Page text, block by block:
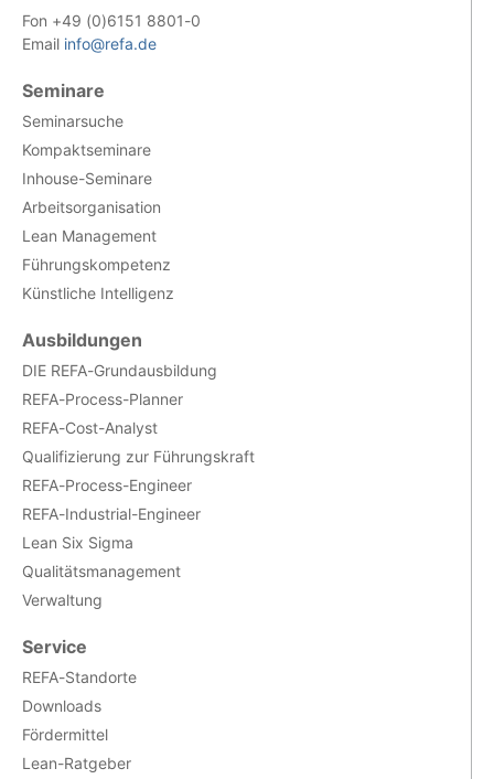
Fon +49 (0)6151 8801-0
Email info@refa.de
Seminare
Seminarsuche
Kompaktseminare
Inhouse-Seminare
Arbeitsorganisation
Lean Management
Führungskompetenz
Künstliche Intelligenz
Ausbildungen
DIE REFA-Grundausbildung
REFA-Process-Planner
REFA-Cost-Analyst
Qualifizierung zur Führungskraft
REFA-Process-Engineer
REFA-Industrial-Engineer
Lean Six Sigma
Qualitätsmanagement
Verwaltung
Service
REFA-Standorte
Downloads
Fördermittel
Lean-Ratgeber